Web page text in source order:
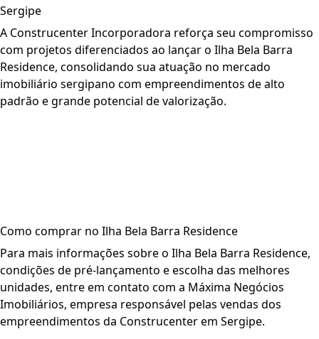
Sergipe
A Construcenter Incorporadora reforça seu compromisso
com projetos diferenciados ao lançar o Ilha Bela Barra
Residence, consolidando sua atuação no mercado
imobiliário sergipano com empreendimentos de alto
padrão e grande potencial de valorização.
Como comprar no Ilha Bela Barra Residence
Para mais informações sobre o Ilha Bela Barra Residence,
condições de pré-lançamento e escolha das melhores
unidades, entre em contato com a Máxima Negócios
Imobiliários, empresa responsável pelas vendas dos
empreendimentos da Construcenter em Sergipe.